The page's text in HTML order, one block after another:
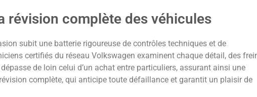
révision complète des véhicules
subit une batterie rigoureuse de contrôles techniques et de
certifiés du réseau Volkswagen examinent chaque détail, des
de loin celui d’un achat entre particuliers, assurant ainsi une
complète, qui anticipe toute défaillance et garantit un plaisir de